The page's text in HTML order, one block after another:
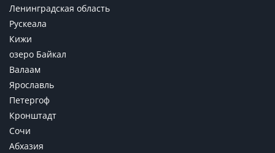
Ленинградская область
Рускеала
Кижи
озеро Байкал
Валаам
Ярославль
Петергоф
Кронштадт
Сочи
Абхазия